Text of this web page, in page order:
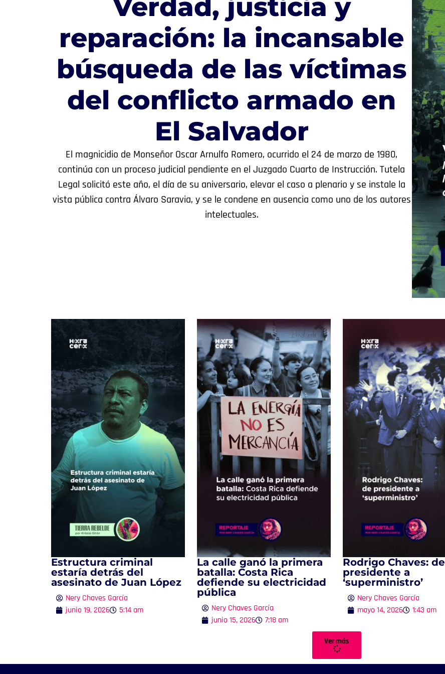
Verdad, justicia y
reparación: la incansable
búsqueda de las víctimas
del conflicto armado en
El Salvador
El magnicidio de Monseñor Oscar Arnulfo Romero, ocurrido el 24 de marzo de 1980,
continúa con un proceso judicial pendiente en el Juzgado Cuarto de Instrucción. Tutela
Legal solicitó este año, el día de su aniversario, elevar el caso a plenario y se instale la
vista pública contra Álvaro Saravia, y se le condene en ausencia como uno de los autores
intelectuales.
Estructura criminal
estaría detrás del
asesinato de Juan López
Nery Chaves García
junio 19, 2026
5:14 am
La calle ganó la primera
batalla: Costa Rica
defiende su electricidad
pública
Nery Chaves García
junio 15, 2026
7:18 am
Rodrigo Chaves: de
presidente a
‘superministro’
Nery Chaves García
mayo 14, 2026
1:43 am
Ver más